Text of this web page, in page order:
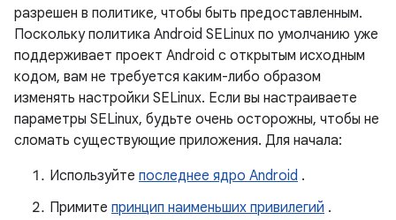
разрешен в политике, чтобы быть предоставленным.
Поскольку политика Android SELinux по умолчанию уже
поддерживает проект Android с открытым исходным
кодом, вам не требуется каким-либо образом
изменять настройки SELinux. Если вы настраиваете
параметры SELinux, будьте очень осторожны, чтобы не
сломать существующие приложения. Для начала:
Используйте последнее ядро ​​Android .
Примите принцип наименьших привилегий .